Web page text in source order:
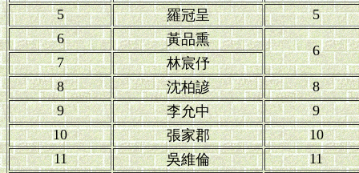
5
羅冠呈
5
6
黃品熏
6
7
林宸伃
8
沈柏諺
8
9
李允中
9
10
張家郡
10
11
吳維倫
11